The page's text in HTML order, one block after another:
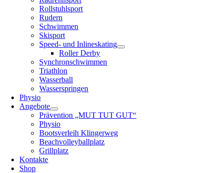
Rollstuhlsport
Rudern
Schwimmen
Skisport
Speed- und Inlineskating
Roller Derby
Synchronschwimmen
Triathlon
Wasserball
Wasserspringen
Physio
Angebote
Prävention „MUT TUT GUT“
Physio
Bootsverleih Klingerweg
Beachvolleyballplatz
Grillplatz
Kontakte
Shop